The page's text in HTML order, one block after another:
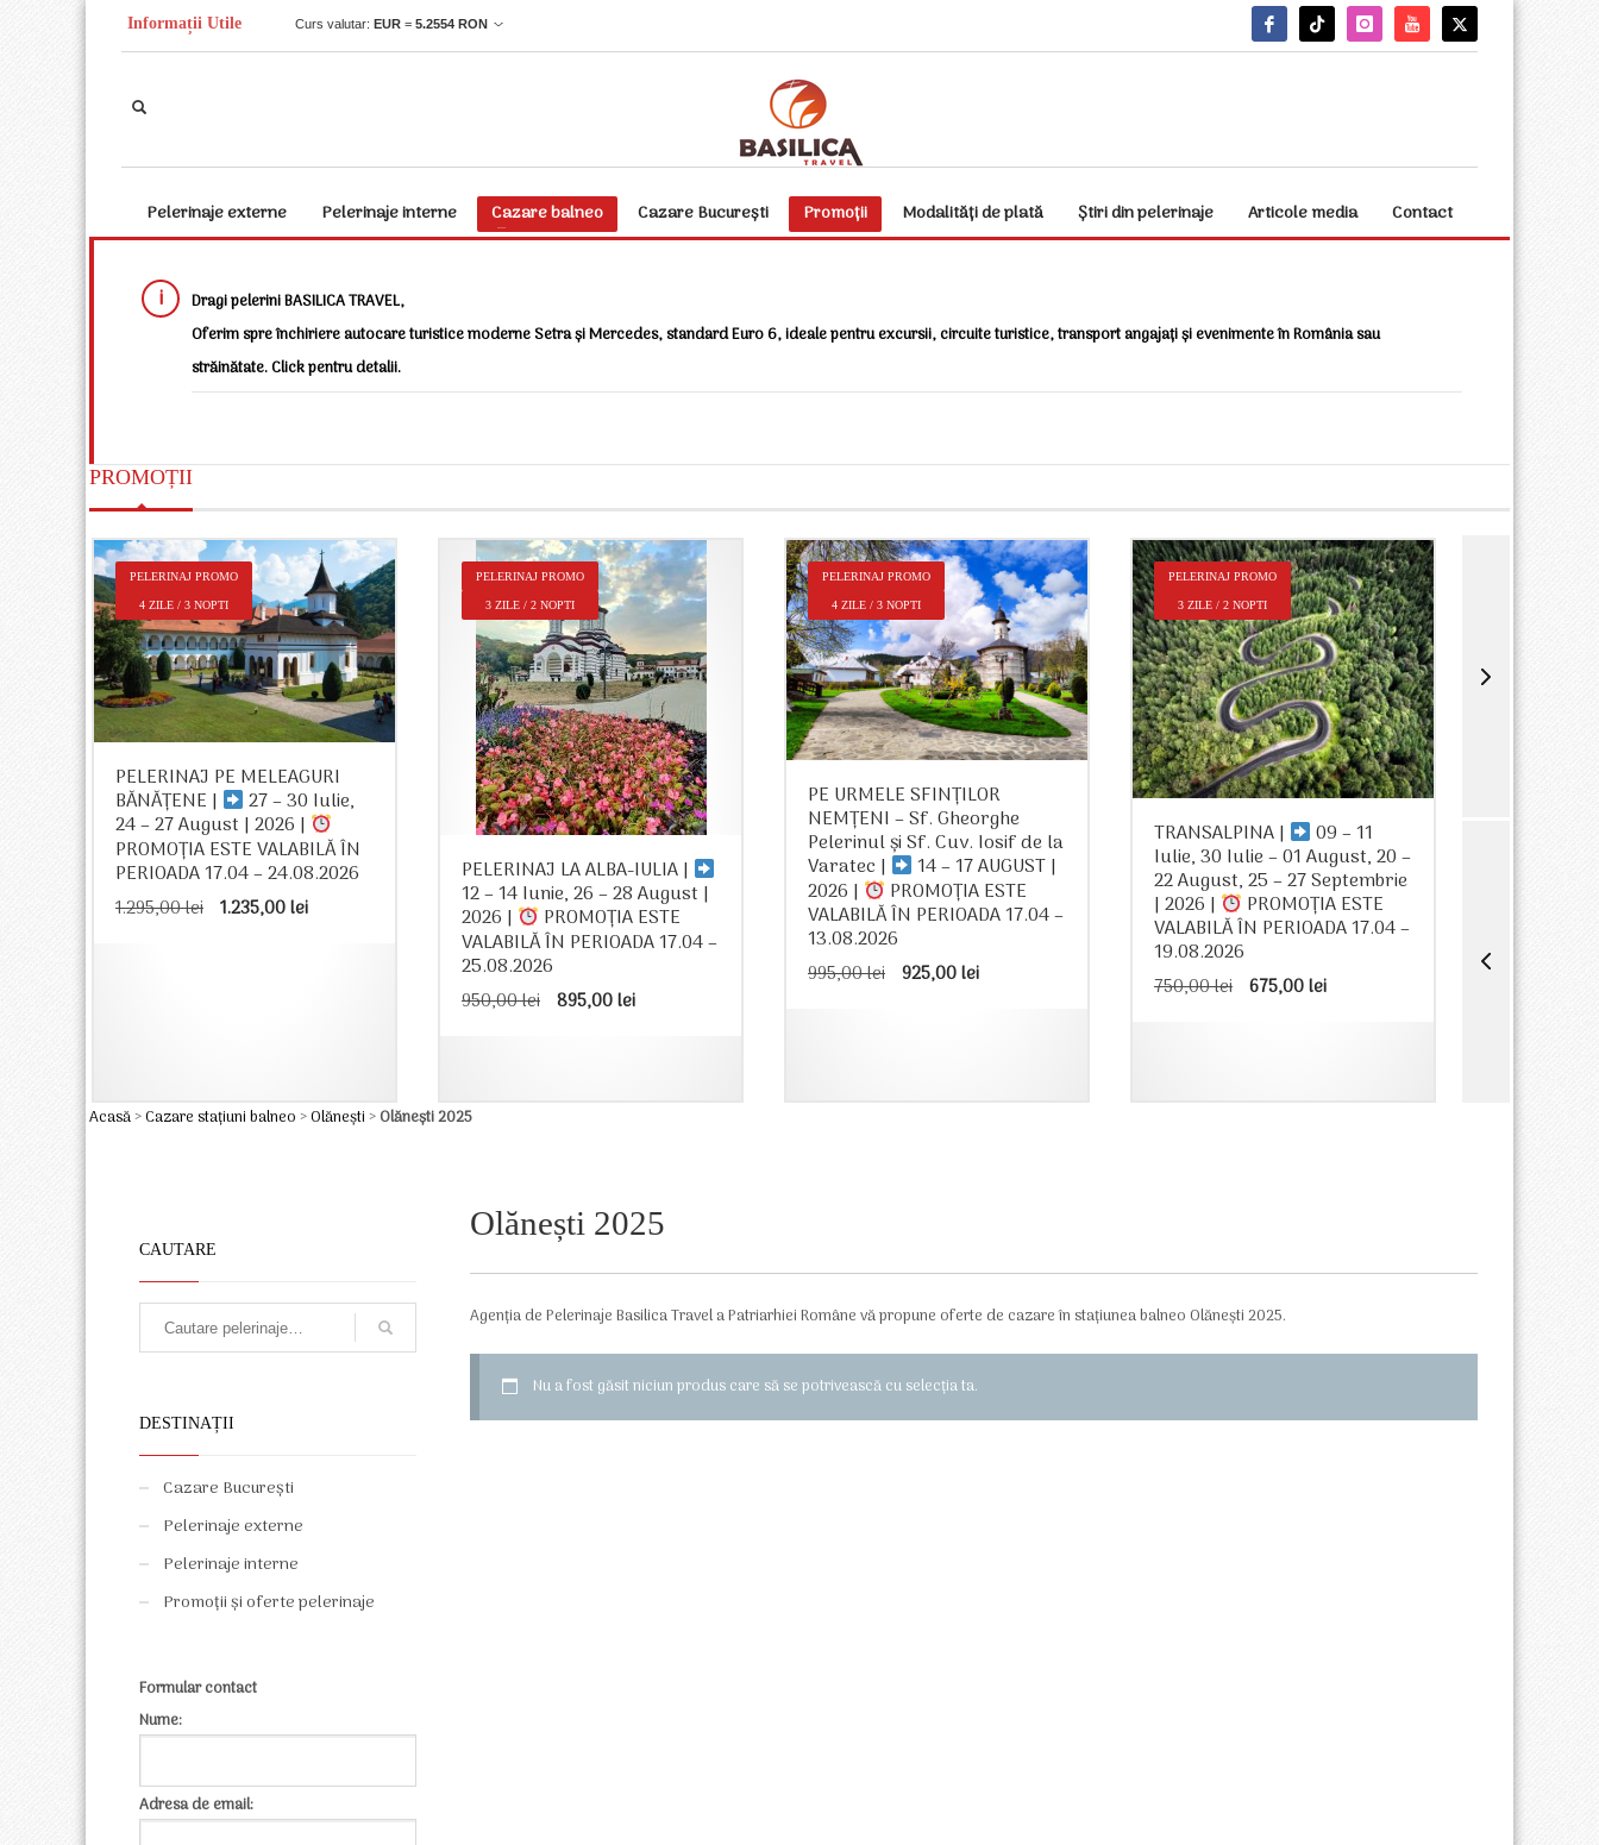
Informații Utile Curs valutar: EUR = 5.2554 RON
Pelerinaje externe Pelerinaje interne Cazare balneo Cazare București Promoții Modalități de plată Știri din pelerinaje Articole media Contact
Dragi pelerini BASILICA TRAVEL,
Oferim spre închiriere autocare turistice moderne Setra și Mercedes, standard Euro 6, ideale pentru excursii, circuite turistice, transport angajați și evenimente în România sau
străinătate. Click pentru detalii.
PROMOȚII
PELERINAJ PROMO
4 ZILE / 3 NOPTI
PELERINAJ PE MELEAGURI
BĂNĂȚENE | 27 – 30 Iulie,
24 – 27 August | 2026 |
PROMOȚIA ESTE VALABILĂ ÎN
PERIOADA 17.04 – 24.08.2026
1.295,00lei Prețul
inițial
1.235,00leiPrețul
PELERINAJ PROMO
3 ZILE / 2 NOPTI
PELERINAJ LA ALBA-IULIA |
12 – 14 Iunie, 26 – 28 August |
2026 | PROMOȚIA ESTE
VALABILĂ ÎN PERIOADA 17.04 –
25.08.2026
950,00lei Prețul
895,00leiPrețul
PELERINAJ PROMO
4 ZILE / 3 NOPTI
PE URMELE SFINȚILOR
NEMȚENI – Sf. Gheorghe
Pelerinul și Sf. Cuv. Iosif de la
Varatec | 14 – 17 AUGUST |
2026 | PROMOȚIA ESTE
VALABILĂ ÎN PERIOADA 17.04 –
13.08.2026
995,00lei Prețul
925,00leiPrețul
PELERINAJ PROMO
3 ZILE / 2 NOPTI
TRANSALPINA | 09 – 11
Iulie, 30 Iulie – 01 August, 20 –
22 August, 25 – 27 Septembrie
| 2026 | PROMOȚIA ESTE
VALABILĂ ÎN PERIOADA 17.04 –
19.08.2026
750,00lei Prețul
675,00leiPrețul
Acasă>Cazare stațiuni balneo>Olănești>Olănești 2025
Olănești 2025
Agenția de Pelerinaje Basilica Travel a Patriarhiei Române vă propune oferte de cazare în stațiunea balneo Olănești 2025.
Nu a fost găsit niciun produs care să se potrivească cu selecția ta.
CAUTARE
DESTINAȚII
Cazare București
Pelerinaje externe
Pelerinaje interne
Promoții și oferte pelerinaje
Formular contact
Nume:
Adresa de email: